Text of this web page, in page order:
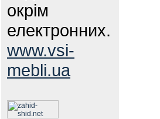
окрім
електронних.
www.vsi-
mebli.ua